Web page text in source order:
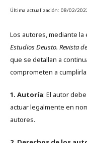
Última actualización: 08/02/
Los autores, mediante
Estudios Deusto. Revista
que se detallan a
comprometen a
1. Autoría: El autor
actuar legalmente en
autores.